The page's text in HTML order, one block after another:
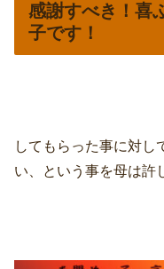
感謝すべき！喜
子です！
してもらった事に対し
い、という事を母は許